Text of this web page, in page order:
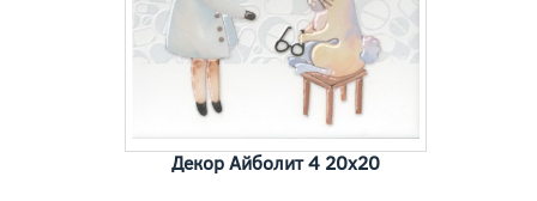
Декор Айболит 4 20x20